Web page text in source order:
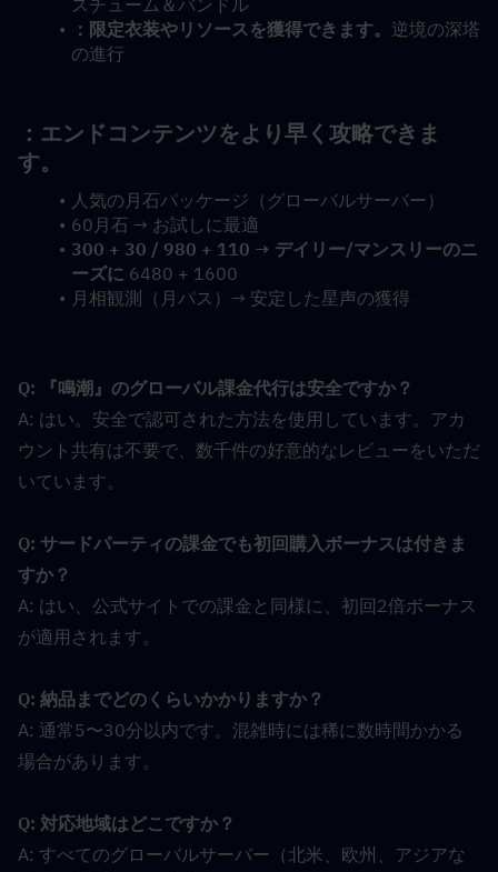
：限定衣装やリソースを獲得できます。 逆境の深塔
の進行
：エンドコンテンツをより早く攻略できま
す。
人気の月石パッケージ（グローバルサーバー）
60月石 → お試しに最適
300 + 30 / 980 + 110 → デイリー/マンスリーのニ
ーズに 6480 + 1600
月相観測（月パス）→ 安定した星声の獲得
Q: 『鳴潮』のグローバル課金代行は安全ですか？
A: はい。安全で認可された方法を使用しています。アカ
ウント共有は不要で、数千件の好意的なレビューをいただ
いています。
Q: サードパーティの課金でも初回購入ボーナスは付きま
すか？
A: はい、公式サイトでの課金と同様に、初回2倍ボーナス
が適用されます。
Q: 納品までどのくらいかかりますか？
A: 通常5〜30分以内です。混雑時には稀に数時間かかる
場合があります。
Q: 対応地域はどこですか？
A: すべてのグローバルサーバー（北米、欧州、アジアな